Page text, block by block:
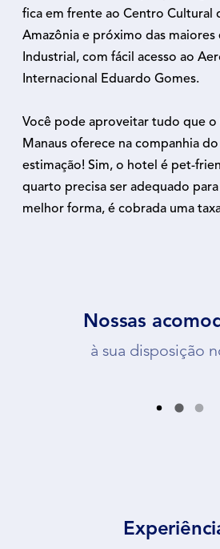
fica em frente ao Centro Cultural
Amazônia e próximo das maiores
Industrial, com fácil acesso ao
Internacional Eduardo Gomes.
Você pode aproveitar tudo que
Manaus oferece na companhia
estimação! Sim, o hotel é pet-
quarto precisa ser adequado
melhor forma, é cobrada uma
Nossas
à sua disposição